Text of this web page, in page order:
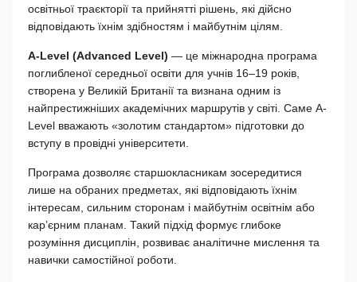
освітньої траєкторії та прийнятті рішень, які дійсно
відповідають їхнім здібностям і майбутнім цілям.
A-Level (Advanced Level) — це міжнародна програма
поглибленої середньої освіти для учнів 16–19 років,
створена у Великій Британії та визнана одним із
найпрестижніших академічних маршрутів у світі. Саме A-
Level вважають «золотим стандартом» підготовки до
вступу в провідні університети.
Програма дозволяє старшокласникам зосередитися
лише на обраних предметах, які відповідають їхнім
інтересам, сильним сторонам і майбутнім освітнім або
кар’єрним планам. Такий підхід формує глибоке
розуміння дисциплін, розвиває аналітичне мислення та
навички самостійної роботи.